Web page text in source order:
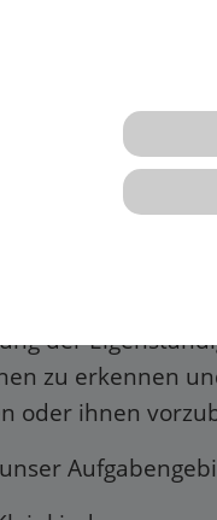
fördern oder in
der
zu erkennen
oder ihnen